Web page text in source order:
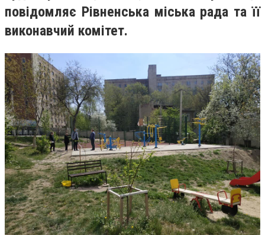
повідомляє Рівненська міська рада та її
виконавчий комітет.